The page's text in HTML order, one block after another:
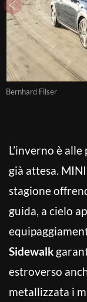
Bernhard Filser
L’inverno è
già attesa.
stagione
guida, a cielo
Sidewalk
estroverso
metallizzata i